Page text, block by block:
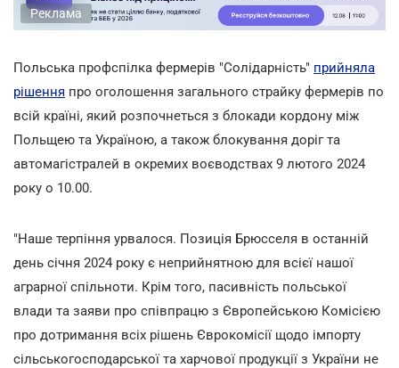
Реклама
Польська профспілка фермерів "Солідарність" прийняла
рішення про оголошення загального страйку фермерів по
всій країні, який розпочнеться з блокади кордону між
Польщею та Україною, а також блокування доріг та
автомагістралей в окремих воєводствах 9 лютого 2024
року о 10.00.
"Наше терпіння урвалося. Позиція Брюсселя в останній
день січня 2024 року є неприйнятною для всієї нашої
аграрної спільноти. Крім того, пасивність польської
влади та заяви про співпрацю з Європейською Комісією
про дотримання всіх рішень Єврокомісії щодо імпорту
сільськогосподарської та харчової продукції з України не